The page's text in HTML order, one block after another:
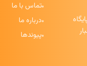
تماس با ما
درباره ما
پیوندها